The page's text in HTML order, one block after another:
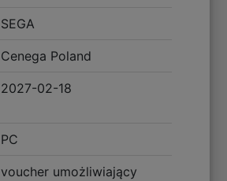
SEGA
Cenega Poland
2027-02-18
PC
voucher umożliwiający